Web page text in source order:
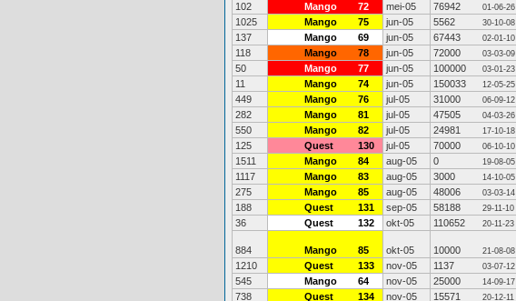
102 Mango 72 mei-05 76942 01-06-26
1025
Mango 75 jun-05 5562 30-10-08
137
Mango 69 jun-05 67443 02-01-10
118
Mango 78 jun-05 72000 03-03-09
50
Mango 77 jun-05 100000 03-01-23
11
Mango 74 jun-05 150033 12-05-25
449
Mango 76 jul-05 31000 06-09-12
282
Mango 81 jul-05 47505 04-03-26
550
Mango 82 jul-05 24981 17-10-18
125
Quest 130 jul-05 70000 06-10-10
1511
Mango 84 aug-05 0 19-08-05
1117
Mango 83 aug-05 3000 14-10-05
275
Mango 85 aug-05 48006 03-03-14
188
Quest 131 sep-05 58188 29-11-10
36
Quest 132 okt-05 110652 20-11-23
884 Mango 85 okt-05 10000 21-08-08
1210
Quest 133 nov-05 1137 03-07-12
545
Mango 64 nov-05 25000 14-09-17
738
Quest 134 nov-05 15571 20-12-11